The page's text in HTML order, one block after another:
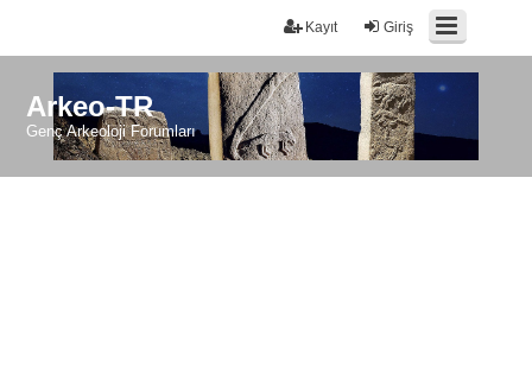
Giriş
Kayıt
Arkeo-TR
Genç Arkeoloji Forumları